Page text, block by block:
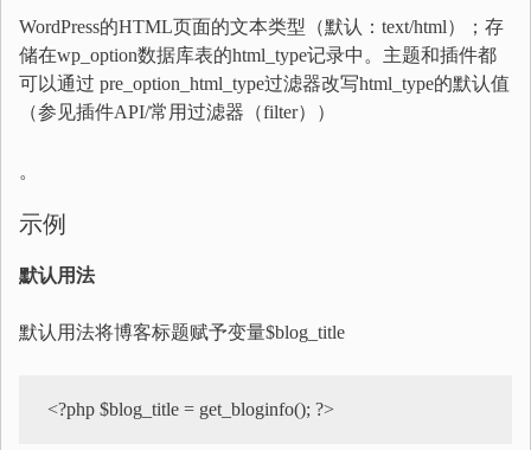
WordPress的HTML页面的文本类型（默认：text/html）；存
储在wp_option数据库表的html_type记录中。主题和插件都
可以通过 pre_option_html_type过滤器改写html_type的默认值
（参见插件API/常用过滤器（filter））
。
示例
默认用法
默认用法将博客标题赋予变量$blog_title